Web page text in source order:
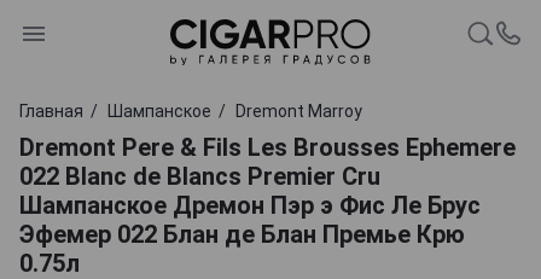
Главная Шампанское Dremont Marroy
Dremont Pere & Fils Les Brousses Ephemere
022 Blanc de Blancs Premier Cru
Шампанское Дремон Пэр э Фис Ле Брус
Эфемер 022 Блан де Блан Премье Крю
0.75л